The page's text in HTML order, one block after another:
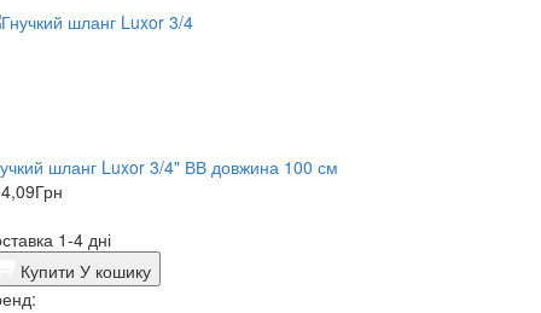
шланг Luxor 3/4" ВВ довжина 100 см
Грн
1-4 дні
Купити У кошику